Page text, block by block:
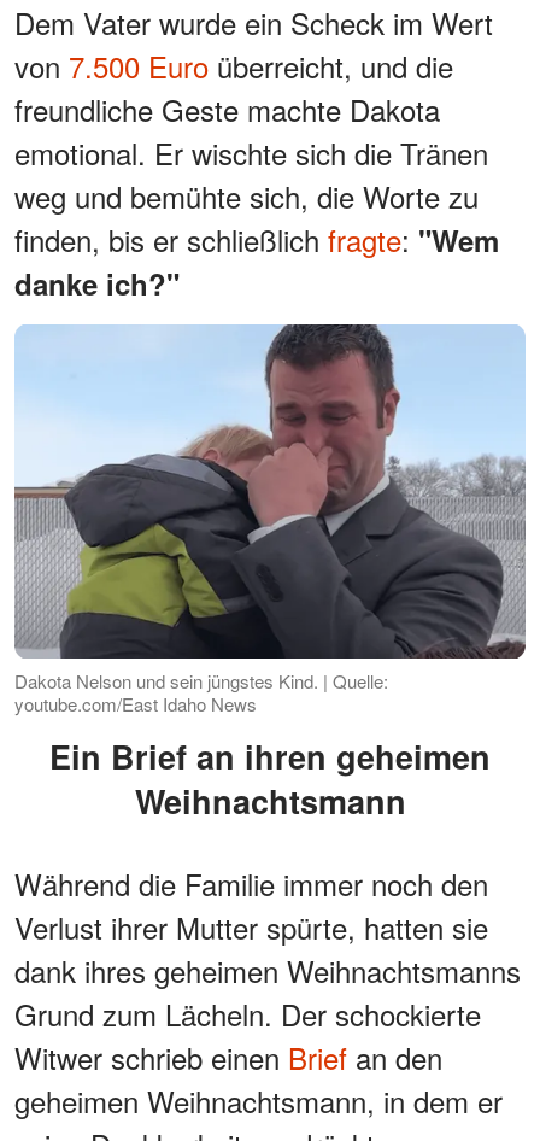
Dem Vater wurde ein Scheck im Wert
von 7.500 Euro überreicht, und die
freundliche Geste machte Dakota
emotional. Er wischte sich die Tränen
weg und bemühte sich, die Worte zu
finden, bis er schließlich fragte: "Wem
danke ich?"
Dakota Nelson und sein jüngstes Kind. | Quelle:
youtube.com/East Idaho News
Ein Brief an ihren geheimen
Weihnachtsmann
Während die Familie immer noch den
Verlust ihrer Mutter spürte, hatten sie
dank ihres geheimen Weihnachtsmanns
Grund zum Lächeln. Der schockierte
Witwer schrieb einen Brief an den
geheimen Weihnachtsmann, in dem er